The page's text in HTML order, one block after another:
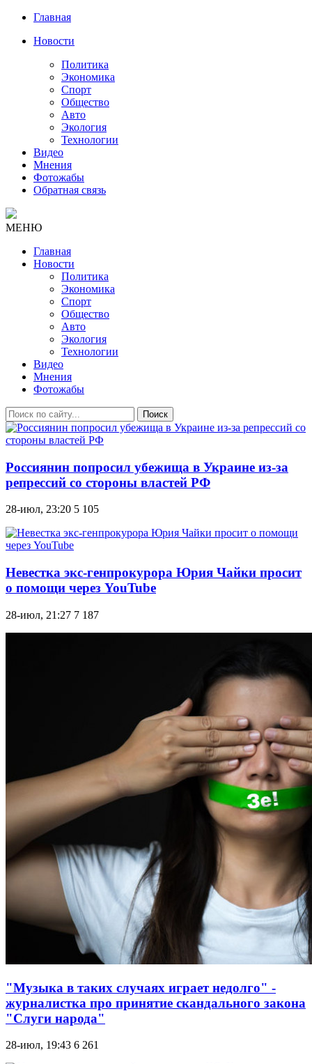
Главная
Новости
Политика
Экономика
Спорт
Общество
Авто
Экология
Технологии
Видео
Мнения
Фотожабы
Обратная связь
МЕНЮ
Главная
Новости
Политика
Экономика
Спорт
Общество
Авто
Экология
Технологии
Видео
Мнения
Фотожабы
Поиск
Россиянин попросил убежища в Украине из-за
репрессий со стороны властей РФ
28-июл, 23:20 5 105
Невестка экс-генпрокурора Юрия Чайки просит
о помощи через YouTube
28-июл, 21:27 7 187
"Музыка в таких случаях играет недолго" -
журналистка про принятие скандального закона
"Слуги народа"
28-июл, 19:43 6 261